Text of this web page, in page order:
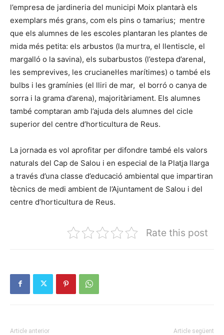
l’empresa de jardineria del municipi Moix plantarà els
exemplars més grans, com els pins o tamarius; mentre
que els alumnes de les escoles plantaran les plantes de
mida més petita: els arbustos (la murtra, el llentiscle, el
margalló o la savina), els subarbustos (l’estepa d’arenal,
les semprevives, les crucianel·les marítimes) o també els
bulbs i les gramínies (el lliri de mar, el borró o canya de
sorra i la grama d’arena), majoritàriament. Els alumnes
també comptaran amb l’ajuda dels alumnes del cicle
superior del centre d’horticultura de Reus.
La jornada es vol aprofitar per difondre també els valors
naturals del Cap de Salou i en especial de la Platja llarga
a través d’una classe d’educació ambiental que impartiran
tècnics de medi ambient de l’Ajuntament de Salou i del
centre d’horticultura de Reus.
Rate this post
Article anterior Article següent